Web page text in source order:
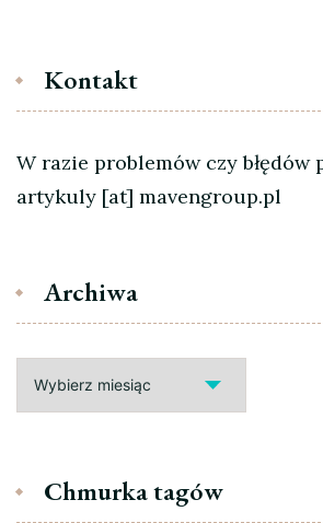
Kontakt
W razie problemów czy błędów
artykuly [at] mavengroup.pl
Archiwa
Chmurka tagów